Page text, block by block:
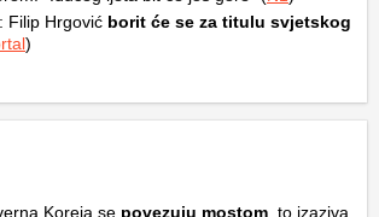
Filip Hrgović borit će se za titulu svjetskog
)
Koreja se povezuju mostom , to izaziva